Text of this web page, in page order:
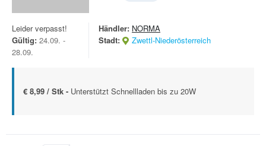
Leider verpasst!
Gültig: 24.09. -
28.09.
Händler: NORMA
Stadt:
Zwettl-Niederösterreich
€ 8,99 / Stk - Unterstützt Schnellladen bis zu 20W